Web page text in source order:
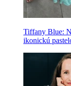
Tiffany Blue:
ikonickú